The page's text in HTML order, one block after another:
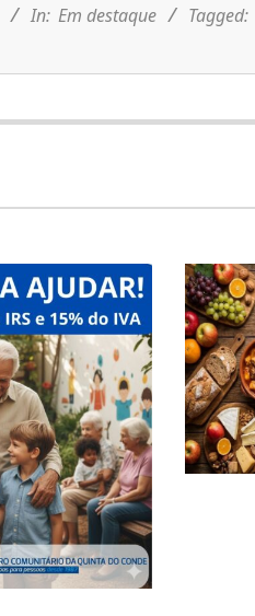
In: Em destaque Tagged: